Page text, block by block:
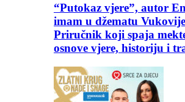
“Putokaz vjere”, autor
imam u džematu
Priručnik koji spaja
osnove vjere, historiju i